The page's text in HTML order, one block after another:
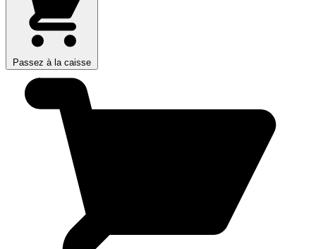
Passez à la caisse